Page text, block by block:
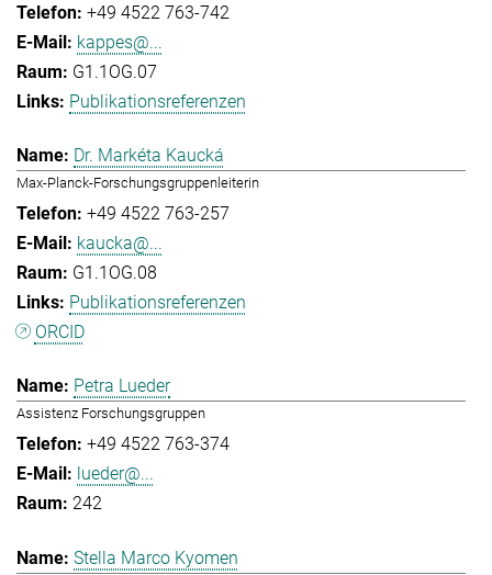
+49 4522 763-742
kappes@...
G1.1OG.07
Publikationsreferenzen
Dr. Markéta Kaucká
Max-Planck-Forschungsgruppenleiterin
+49 4522 763-257
kaucka@...
G1.1OG.08
Publikationsreferenzen
ORCID
Petra Lueder
Assistenz Forschungsgruppen
+49 4522 763-374
lueder@...
242
Stella Marco Kyomen